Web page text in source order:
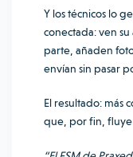
Y los técnicos lo
conectada: ven
parte, añaden
envían sin pasar
El resultado: más
que, por fin, fluye